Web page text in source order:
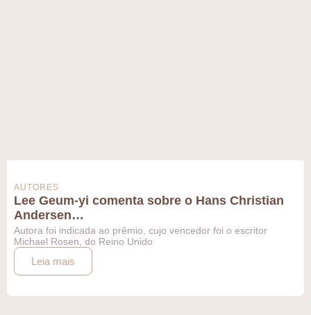
AUTORES
Lee Geum-yi comenta sobre o Hans Christian
Andersen…
Autora foi indicada ao prêmio, cujo vencedor foi o escritor
Michael Rosen, do Reino Unido
Leia mais